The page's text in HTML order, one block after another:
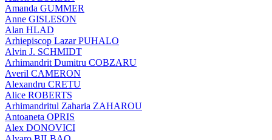
Amanda GUMMER
Anne GISLESON
Alan HLAD
Arhiepiscop Lazar PUHALO
Alvin J. SCHMIDT
Arhimandrit Dumitru COBZARU
Averil CAMERON
Alexandru CRETU
Alice ROBERTS
Arhimandritul Zaharia ZAHAROU
Antoaneta OPRIS
Alex DONOVICI